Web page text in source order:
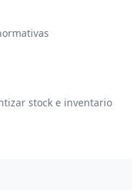
stock e inventario